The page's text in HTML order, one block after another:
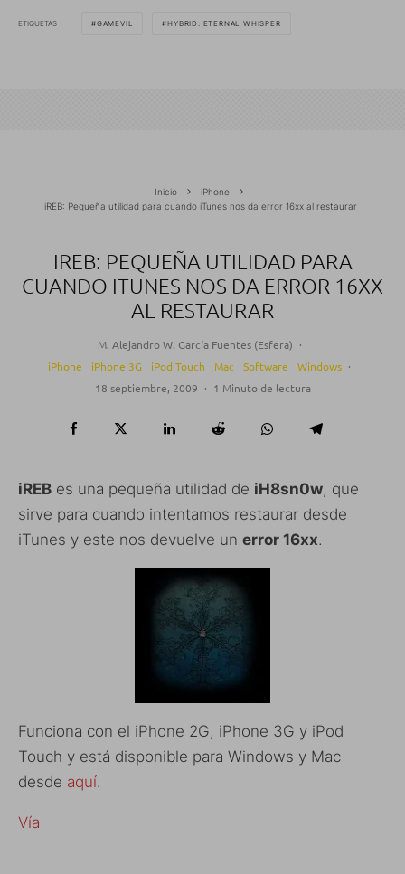
ETIQUETAS GAMEVIL HYBRID: ETERNAL WHISPER
Inicio
iPhone
iREB: Pequeña utilidad para cuando iTunes nos da error 16xx al restaurar
IREB: PEQUEÑA UTILIDAD PARA
CUANDO ITUNES NOS DA ERROR 16XX
AL RESTAURAR
M. Alejandro W. García Fuentes (Esfera) ·
iPhone
iPhone 3G iPod Touch Mac Software Windows ·
18 septiembre, 2009 · 1 Minuto de lectura
iREB es una pequeña utilidad de iH8sn0w, que
sirve para cuando intentamos restaurar desde
iTunes y este nos devuelve un error 16xx.
Funciona con el iPhone 2G, iPhone 3G y iPod
Touch y está disponible para Windows y Mac
desde aquí.
Vía